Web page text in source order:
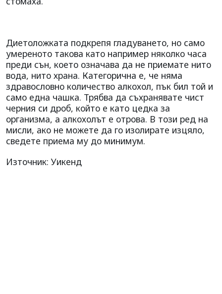
Диетоложката подкрепя гладуването, но само
умереното такова като например няколко часа
преди сън, което означава да не приемате нито
вода, нито храна. Категорична е, че няма
здравословно количество алкохол, пък бил той и
само една чашка. Трябва да съхранявате чист
черния си дроб, който е като цедка за
организма, а алкохолът е отрова. В този ред на
мисли, ако не можете да го изолирате изцяло,
сведете приема му до минимум.
Източник: Уикенд